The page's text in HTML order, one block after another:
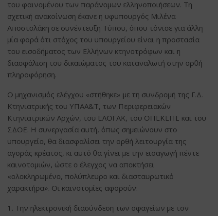
του φαινομένου των παράνομων ελληνοποιήσεων. Τη
σχετική ανακοίνωση έκανε η υφυπουργός Μιλένα
Αποστολάκη σε συνέντευξη Τύπου, όπου τόνισε για άλλη
μία φορά ότι στόχος του υπουργείου είναι η προστασία
του εισοδήματος των Ελλήνων κτηνοτρόφων και η
διασφάλιση του δικαιώματος του καταναλωτή στην ορθή
πληροφόρηση.
Ο μηχανισμός ελέγχου «στήθηκε» με τη συνδρομή της Γ.Δ.
Κτηνιατρικής του ΥΠΑΑ&Τ, των Περιφερειακών
Κτηνιατρικών Αρχών, του ΕΛΟΓΑΚ, του ΟΠΕΚΕΠΕ και του
ΣΔΟΕ. Η συνεργασία αυτή, όπως σημειώνουν στο
υπουργείο, θα διασφαλίσει την ορθή λειτουργία της
αγοράς κρέατος, κι αυτό θα γίνει με την εισαγωγή πέντε
καινοτομιών, ώστε ο έλεγχος να αποκτήσει
«ολοκληρωμένο, πολύπλευρο και διασταυρωτικό
χαρακτήρα». Οι καινοτομίες αφορούν:
1. Την ηλεκτρονική διασύνδεση των σφαγείων με τον